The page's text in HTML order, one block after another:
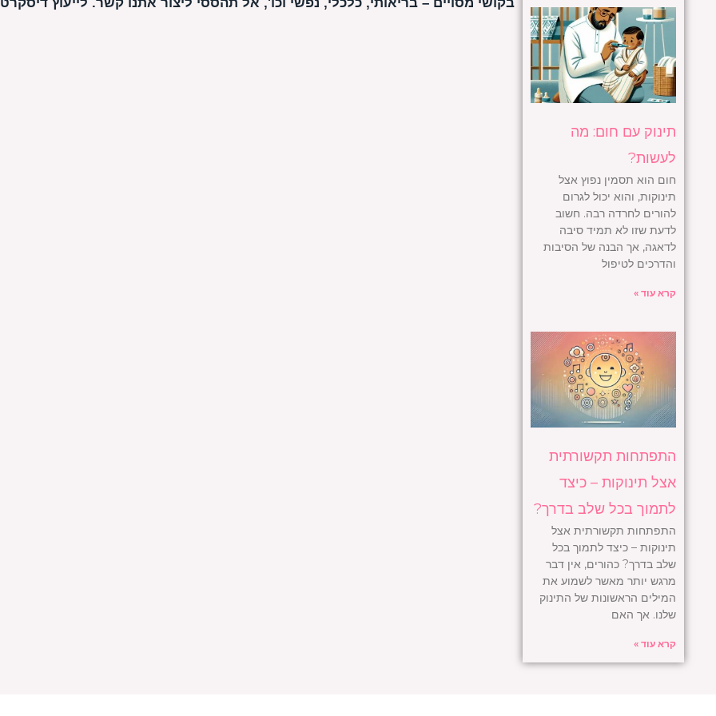
תינוק עם חום: מה
לעשות?
חום הוא תסמין נפוץ אצל
תינוקות, והוא יכול לגרום
להורים לחרדה רבה. חשוב
לדעת שזו לא תמיד סיבה
לדאגה, אך הבנה של הסיבות
והדרכים לטיפול
קרא עוד »
התפתחות תקשורתית
אצל תינוקות – כיצד
לתמוך בכל שלב בדרך?
התפתחות תקשורתית אצל
תינוקות – כיצד לתמוך בכל
שלב בדרך? כהורים, אין דבר
מרגש יותר מאשר לשמוע את
המילים הראשונות של התינוק
שלנו. אך האם
קרא עוד »